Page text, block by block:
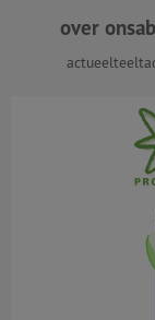
over ons
actueel